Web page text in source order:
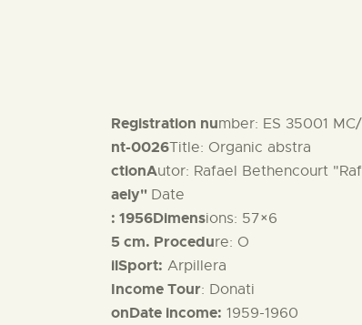
Registration number: ES 35001
nt-0026Title: Organic abstra
ctionAutor: Rafael Bethencourt "Raf
aely" Date
: 1956Dimensions: 57×6
5 cm. Procedure: O
ilSport: Arpillera
Income Tour: Donati
onDate income: 1959-1960